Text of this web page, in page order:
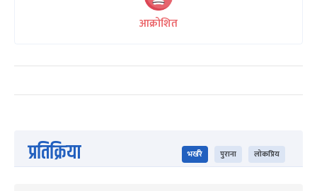
आक्रोशित
प्रतिक्रिया भर्खरै पुराना लोकप्रिय